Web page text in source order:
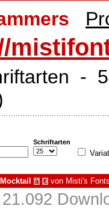
-
Schriftarten
à € von Misti's
21.092